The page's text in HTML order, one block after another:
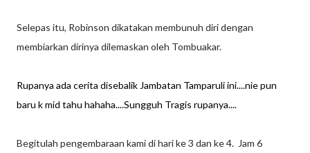
Selepas itu, Robinson dikatakan membunuh diri dengan
membiarkan dirinya dilemaskan oleh Tombuakar.
Rupanya ada cerita disebalik Jambatan Tamparuli ini....nie pun
baru k mid tahu hahaha....Sungguh Tragis rupanya....
Begitulah pengembaraan kami di hari ke 3 dan ke 4. Jam 6